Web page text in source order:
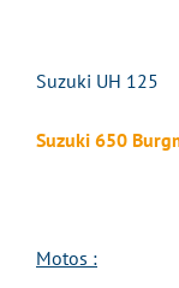
Suzuki UH 125
Suzuki 650
Motos :